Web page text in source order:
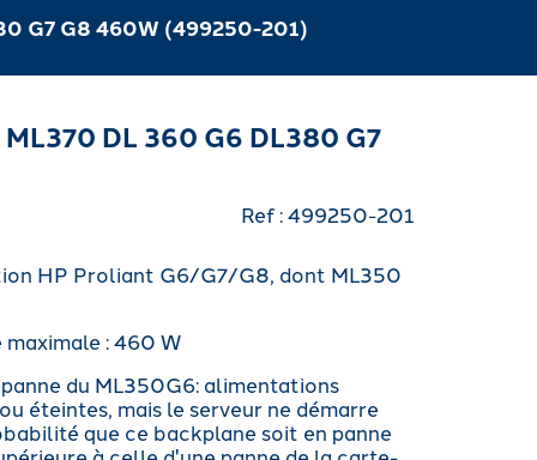
G7 G8 460W (499250-201)
DL 360 G6 DL380 G7
Ref : 499250-201
HP Proliant G6/G7/G8, dont ML350
maximale : 460 W
du ML350G6: alimentations
éteintes, mais le serveur ne démarre
que ce backplane soit en panne